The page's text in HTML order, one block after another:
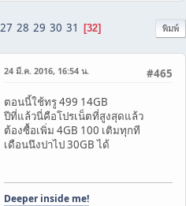
พิมพ์
27 28 29 30 31 32
#465
24 มี.ค. 2016, 16:54 น.
ตอนนี้ใช้ทรู 499 14GB
ปีที่แล้วนี่คือโปรเน็ตที่สูงสุดแล้ว
ต้องซื้อเพิ่ม 4GB 100 เติมทุกที
เดือนนึงปาไป 30GB ได้
Deeper inside me!